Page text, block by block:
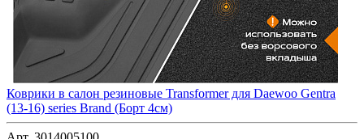
Коврики в салон резиновые Transformer для Daewoo Gentra
(13-16) series Brand (Борт 4см)